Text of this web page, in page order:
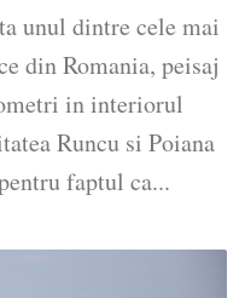
unul dintre cele mai
din Romania, peisaj
in interiorul
Runcu si Poiana
faptul ca...